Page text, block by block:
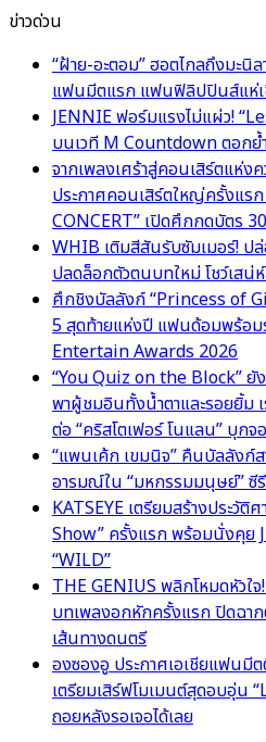
ข่าวด่วน
“ฝ้าย-อะตอม” ฮอตไกลถึงมะนิ
แฟนมีตแรก แฟนฟิลิปปินส์แห่
JENNIE ฟอร์มแรงไม่แผ่ว!
บนเวที M Countdown ตอกย้
จากเพลงเศร้าสู่คอนเสิร์ตแห่
ประกาศคอนเสิร์ตใหญ่ครั้งแร
CONCERT” เปิดศึกกดบัตร
WHIB เติมสีสันรับซัมเมอร์! ป
ปลดล็อกตัวตนบทใหม่ โชว์เสน่
ศึกชิงบัลลังก์ “Princess of
5 สุดท้ายแห่งปี แฟนด้อมพร้อม
Entertain Awards 2026
“You Quiz on the Block” ยั
พาผู้ชมอินทั้งน้ำตาและรอยยิ้ม
ต่อ “คริสโตเฟอร์ โนแลน” บุกจ
“แพนเค้ก เขมนิจ” คืนบัลลังก์
อารมณ์ใน “มหกรรมมนุษย์” ซี
KATSEYE เตรียมสร้างประวั
Show” ครั้งแรก พร้อมนั่งคุย
“WILD”
THE GENIUS พลิกโหมดหัวใ
บทเพลงอกหักครั้งแรก ปิดฉา
เส้นทางดนตรี
องซองอู ประกาศเอเชียแฟนมี
เตรียมเสิร์ฟโมเมนต์สุดอบอุ่น
ถอยหลังรอเจอได้เลย